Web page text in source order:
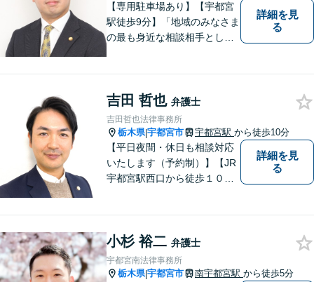
【専用駐車場あり】【宇都宮
駅徒歩9分】「地域のみなさま
の最も身近な相談相手として
通事故／遺産相続／借金問題
／企業法務／離婚問題などさ
まざまな分野に力を入れてお
ります。
詳細を見
る
吉田 哲也 弁護士
吉田哲也法律事務所
栃木県|宇都宮市 宇都宮駅 から徒歩10分
【平日夜間・休日も相談対応
いたします（予約制）】【JR
宇都宮駅西口から徒歩１０
に対応いたします。ぜひ一度
ご相談ください。
詳細を見
る
小杉 裕二 弁護士
宇都宮南法律事務所
栃木県|宇都宮市 南宇都宮駅 から徒歩5分